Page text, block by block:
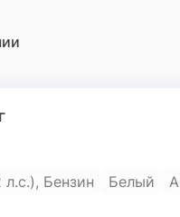
л.с.), Бензин Белый